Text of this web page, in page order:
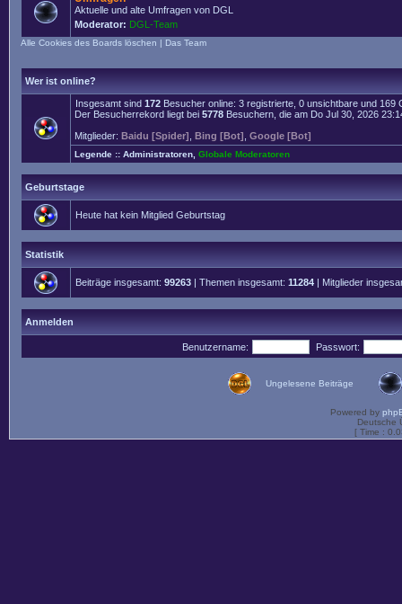
Aktuelle und alte Umfragen von DGL
Moderator: DGL-Team
Alle Cookies des Boards löschen | Das Team
Wer ist online?
Insgesamt sind 172 Besucher online: 3 registrierte, 0 unsichtbare und
Der Besucherrekord liegt bei 5778 Besuchern, die am Do Jul 30, 2026
Mitglieder: Baidu [Spider] Bing [Bot] Google [Bot]
Legende :: Administratoren Globale Moderatoren
Geburtstage
Heute hat kein Mitglied Geburtstag
Statistik
Beiträge insgesamt: 99263 | Themen insgesamt: 11284 | Mitglieder
Anmelden
Benutzername: Passwort:
Ungelesene Beiträge
Powered by
Deutsche
[ Time :